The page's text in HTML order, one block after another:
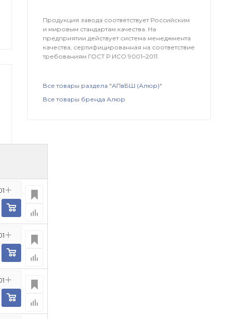
Продукция завода соответствует Российским
и мировым стандартам качества. На
предприятии действует система менеджмента
качества, сертифицированная на соответствие
требованиям ГОСТ Р ИСО 9001–2011.
Все товары раздела "АПвБШ (Алюр)"
Все товары бренда Алюр